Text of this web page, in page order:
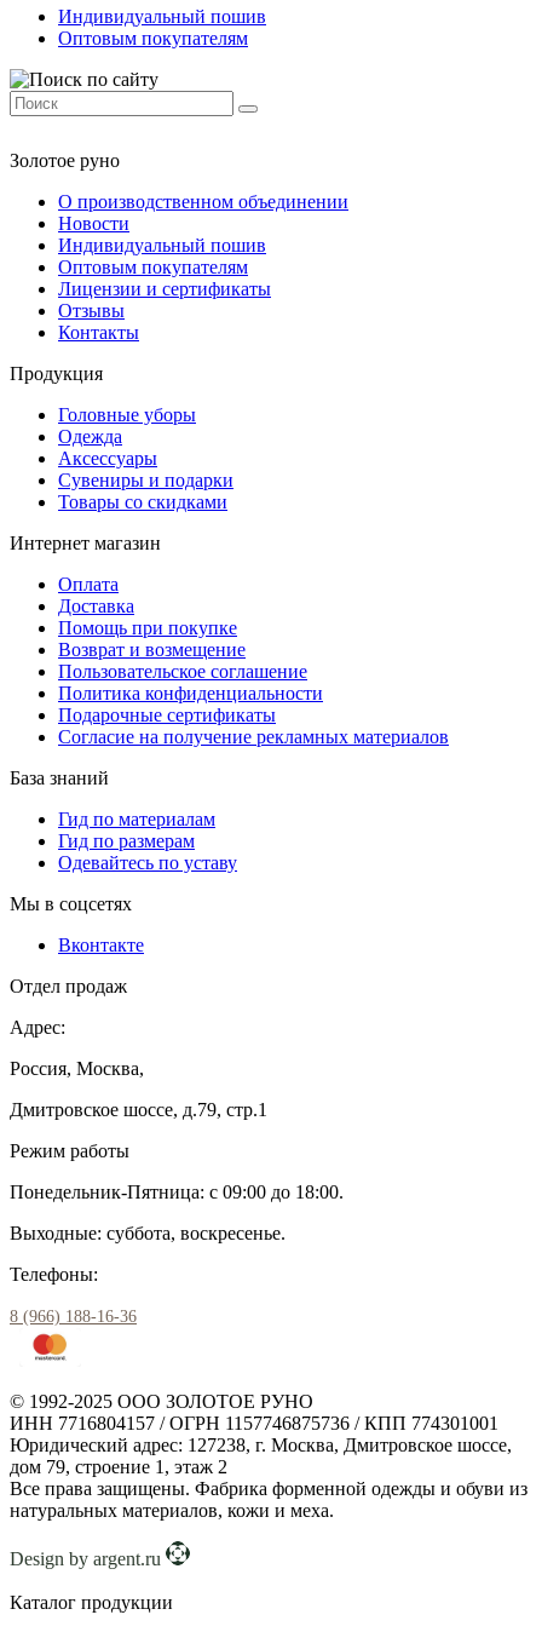
Индивидуальный пошив
Оптовым покупателям
Золотое руно
О производственном объединении
Новости
Индивидуальный пошив
Оптовым покупателям
Лицензии и сертификаты
Отзывы
Контакты
Продукция
Головные уборы
Одежда
Аксессуары
Сувениры и подарки
Товары со скидками
Интернет магазин
Оплата
Доставка
Помощь при покупке
Возврат и возмещение
Пользовательское соглашение
Политика конфиденциальности
Подарочные сертификаты
Согласие на получение рекламных материалов
База знаний
Гид по материалам
Гид по размерам
Одевайтесь по уставу
Мы в соцсетях
Вконтакте
Отдел продаж
Адрес:
Россия, Москва,
Дмитровское шоссе, д.79, стр.1
Режим работы
Понедельник-Пятница: с 09:00 до 18:00.
Выходные: суббота, воскресенье.
Телефоны:
8 (966) 188-16-36
© 1992-2025 ООО ЗОЛОТОЕ РУНО
ИНН 7716804157 / ОГРН 1157746875736 / КПП 774301001
Юридический адрес: 127238, г. Москва, Дмитровское шоссе,
дом 79, строение 1, этаж 2
Все права защищены. Фабрика форменной одежды и обуви из
натуральных материалов, кожи и меха.
Design by argent.ru
Каталог продукции